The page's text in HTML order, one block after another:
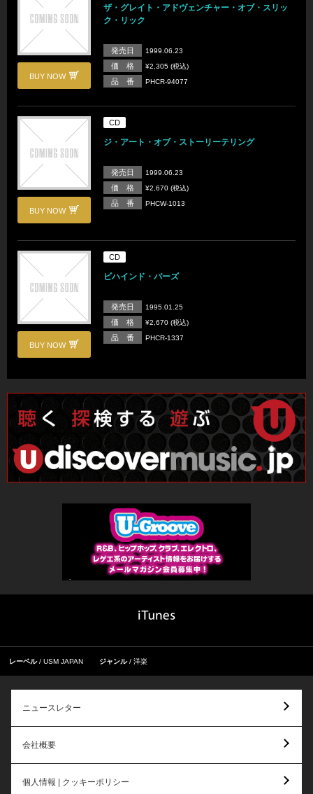
BUY NOW
ザ・グレイト・アドヴェンチャー・オブ・スリッ
ク・リック
発売日 1999.06.23
価 格 ¥2,305 (税込)
品 番 PHCR-94077
BUY NOW
CD
ジ・アート・オブ・ストーリーテリング
発売日 1999.06.23
価 格 ¥2,670 (税込)
品 番 PHCW-1013
BUY NOW
CD
ビハインド・バーズ
発売日 1995.01.25
価 格 ¥2,670 (税込)
品 番 PHCR-1337
レーベル USM JAPAN ジャンル 洋楽
ニュースレター
会社概要
個人情報 | クッキーポリシー